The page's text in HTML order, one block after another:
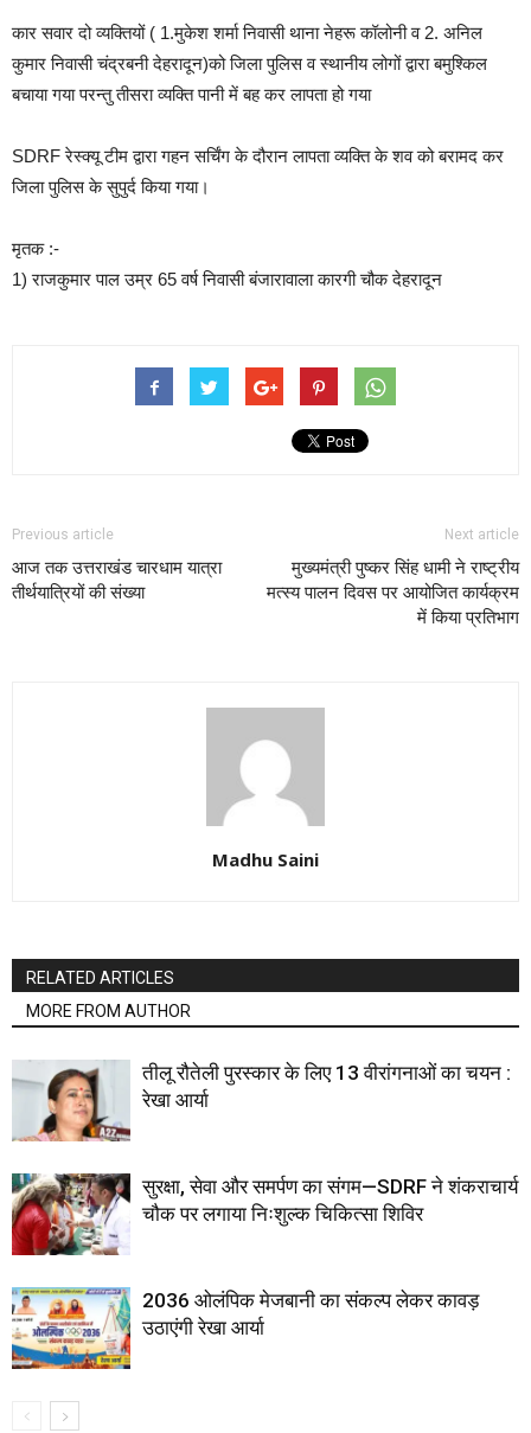
कार सवार दो व्यक्तियों ( 1.मुकेश शर्मा निवासी थाना नेहरू कॉलोनी व 2. अनिल
कुमार निवासी चंद्रबनी देहरादून)को जिला पुलिस व स्थानीय लोगों द्वारा बमुश्किल
बचाया गया परन्तु तीसरा व्यक्ति पानी में बह कर लापता हो गया
SDRF रेस्क्यू टीम द्वारा गहन सर्चिंग के दौरान लापता व्यक्ति के शव को बरामद कर
जिला पुलिस के सुपुर्द किया गया।
मृतक :-
1) राजकुमार पाल उम्र 65 वर्ष निवासी बंजारावाला कारगी चौक देहरादून
Previous article
आज तक उत्तराखंड चारधाम यात्रा
तीर्थयात्रियों की संख्या
Next article
मुख्यमंत्री पुष्कर सिंह धामी ने राष्ट्रीय
मत्स्य पालन दिवस पर आयोजित कार्यक्रम
में किया प्रतिभाग
Madhu Saini
RELATED ARTICLES
MORE FROM AUTHOR
तीलू रौतेली पुरस्कार के लिए 13 वीरांगनाओं का चयन :
रेखा आर्या
सुरक्षा, सेवा और समर्पण का संगम—SDRF ने शंकराचार्य
चौक पर लगाया निःशुल्क चिकित्सा शिविर
2036 ओलंपिक मेजबानी का संकल्प लेकर कावड़
उठाएंगी रेखा आर्या